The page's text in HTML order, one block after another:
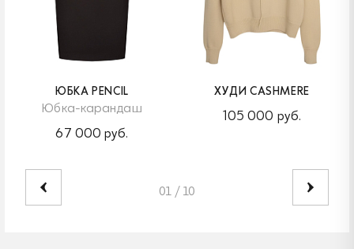
ЮБКА PENCIL
Юбка-карандаш
67 000 руб.
ХУДИ CASHMERE
105 000 руб.
01 / 10